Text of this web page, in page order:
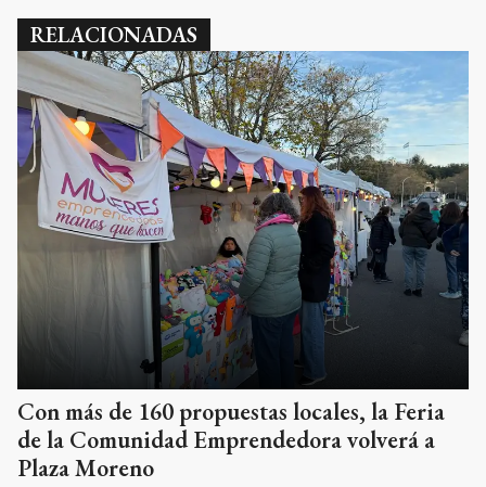
RELACIONADAS
Con más de 160 propuestas locales, la Feria
de la Comunidad Emprendedora volverá a
Plaza Moreno